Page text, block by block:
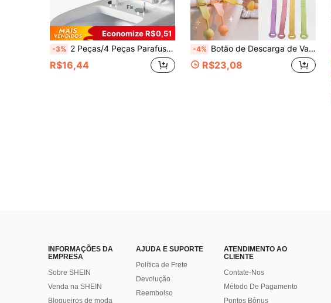
Economize R$0,51
-3% 2 Peças/4 Peças Parafusos de Fixação de Assento Sanitário,Parafusos de Expansão de Borracha,Construção Metálica com Pontas de Borracha,Aperto Seguro&Resistente a Arranhões,Fácil de Instalar para Atualizações Domésticas&Design de Banheiro Moderno,Assentos Sanitários para Banheiros,Acessório de Banheiro,Parafuso Resistente a Arranhões
R$16,44
-4% Botão de Descarga de Vaso Sanitário Floral Brilhante e Conjunto de Alça de Tampa de Vaso Sanitário de Silicone Colorido, Controle de Reservatório de Água, Design Floral Colorido Transparente, Elevador de Tampa, Elevador de Assento de Vaso Sanitário de Silicone, Botão de Descarga de Vaso Sanitário Floral Elegante, Adequado para Mulheres com Unhas Longas, Família e Amigos, Acessório de Banheiro Ideal para Casa, Aluguel, Habitação Compartilhada, Escritório e Banheiros Públicos, Instalação Fácil, Resolve Efetivamente Problemas de Higiene, Adequado para Decoração de Banheiro, Viagem Doméstica, Hotel, Dormitório, Temporada de Volta às Aulas, Assistente de Cuidados com as Unhas
R$23,08
INFORMAÇÕES DA
EMPRESA
Sobre SHEIN
Venda na SHEIN
Blogueiros de moda
AJUDA E SUPORTE
Política de Frete
Devolução
Reembolso
ATENDIMENTO AO
CLIENTE
Contate-Nos
Método De Pagamento
Pontos Bônus